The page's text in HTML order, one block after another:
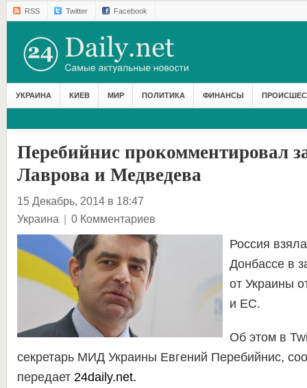
RSS Twitter Facebook
УКРАИНА КИЕВ МИР ПОЛИТИКА ФИНАНСЫ
Перебийнис прокомментировал
Лаврова и Медведева
15 Декабрь, 2014 в 18:47
Украина | 0 Комментариев
Россия
Донбассе в
от Украины
и ЕС.
Об этом в
секретарь МИД Украины Евгений Перебийнис,
передает 24daily.net.